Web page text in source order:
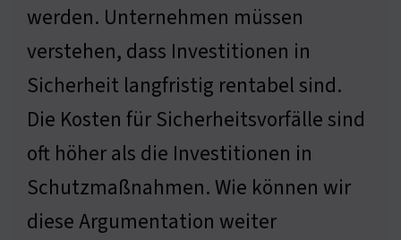
werden. Unternehmen müssen
verstehen, dass Investitionen in
Sicherheit langfristig rentabel sind.
Die Kosten für Sicherheitsvorfälle sind
oft höher als die Investitionen in
Schutzmaßnahmen. Wie können wir
diese Argumentation weiter